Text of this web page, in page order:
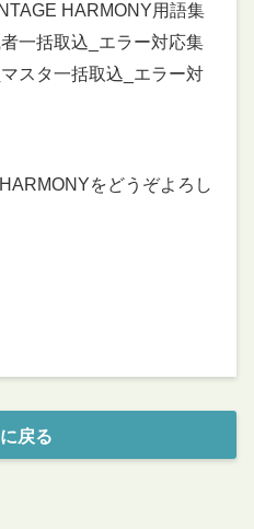
HARMONY用語集
括取込_エラー対応集
タ一括取込_エラー対
をどうぞよろし
戻る